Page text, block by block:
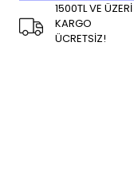
1500TL VE ÜZERİ
KARGO
ÜCRETSİZ!